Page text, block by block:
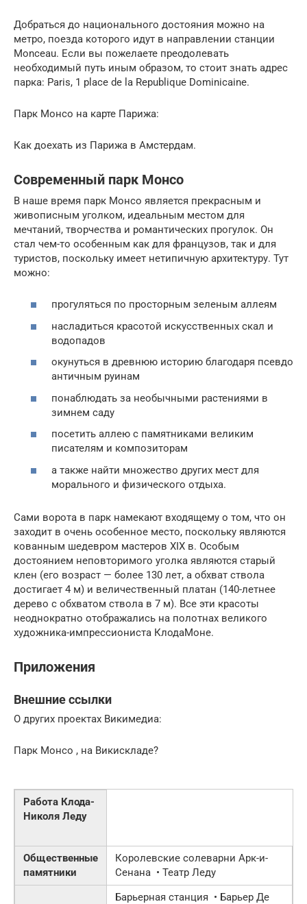
Добраться до национального достояния можно на
метро, поезда которого идут в направлении станции
Monceau. Если вы пожелаете преодолевать
необходимый путь иным образом, то стоит знать адрес
парка: Paris, 1 place de la Republique Dominicaine.
Парк Монсо на карте Парижа:
Как доехать из Парижа в Амстердам.
Современный парк Монсо
В наше время парк Монсо является прекрасным и
живописным уголком, идеальным местом для
мечтаний, творчества и романтических прогулок. Он
стал чем-то особенным как для французов, так и для
туристов, поскольку имеет нетипичную архитектуру. Тут
можно:
прогуляться по просторным зеленым аллеям
насладиться красотой искусственных скал и
водопадов
окунуться в древнюю историю благодаря псевдо
античным руинам
понаблюдать за необычными растениями в
зимнем саду
посетить аллею с памятниками великим
писателям и композиторам
а также найти множество других мест для
морального и физического отдыха.
Сами ворота в парк намекают входящему о том, что он
заходит в очень особенное место, поскольку являются
кованным шедевром мастеров XIX в. Особым
достоянием неповторимого уголка являются старый
клен (его возраст — более 130 лет, а обхват ствола
достигает 4 м) и величественный платан (140-летнее
дерево с обхватом ствола в 7 м). Все эти красоты
неоднократно отображались на полотнах великого
художника-импрессиониста КлодаМоне.
Приложения
Внешние ссылки
О других проектах Викимедиа:
Парк Монсо , на Викискладе?
Работа Клода-
Николя Леду
Общественные
памятники
Королевские солеварни Арк-и-
Сенана • Театр Леду
Барьерная станция • Барьер Де